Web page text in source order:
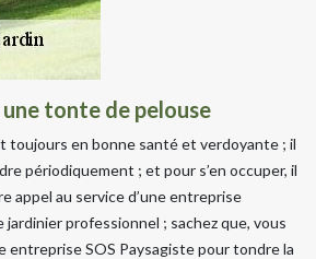
tonte de pelouse
toujours en bonne santé et verdoyante ; il
périodiquement ; et pour s’en occuper, il
appel au service d’une entreprise
jardinier professionnel ; sachez que, vous
entreprise SOS Paysagiste pour tondre la